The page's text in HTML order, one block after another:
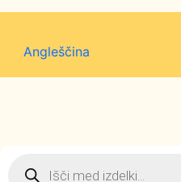
Angleščina
search